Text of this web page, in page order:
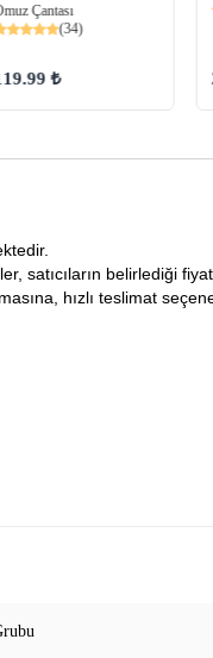
Çantası
(34)
₺
satıcıların belirlediği
hızlı teslimat